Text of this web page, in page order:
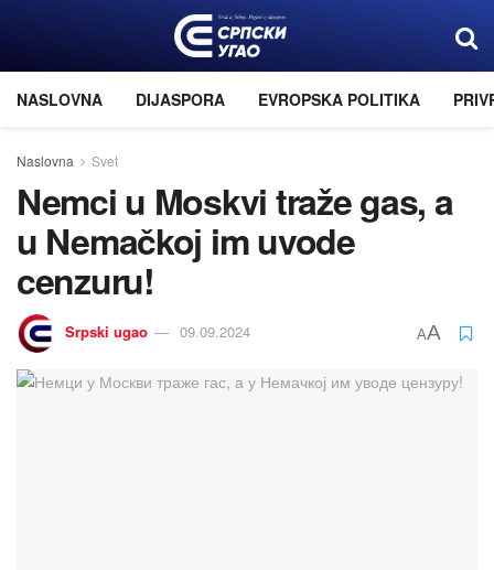
NASLOVNA DIJASPORA EVROPSKA POLITIKA
Naslovna Svet
Nemci u Moskvi traže gas, a
u Nemačkoј im uvode
cenzuru!
Srpski ugao 09.09.2024 AA